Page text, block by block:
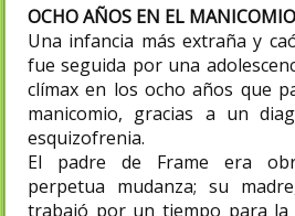
OCHO AÑOS EN EL MANICOMIO
Una infancia más extraña y
fue seguida por una
clímax en los ocho años que
manicomio, gracias a un
esquizofrenia.
El padre de Frame era
perpetua mudanza; su
trabajó por un tiempo para la